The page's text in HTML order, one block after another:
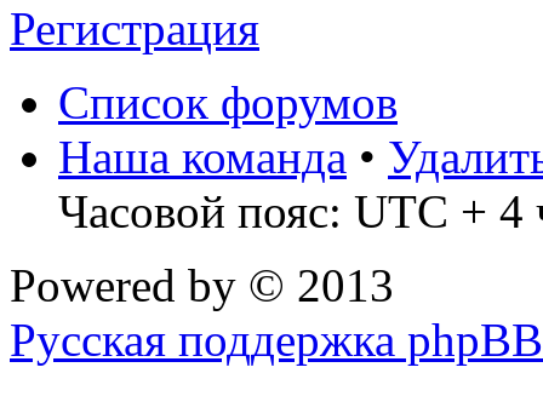
Регистрация
Список форумов
Наша команда •
Часовой пояс: UTC + 4
Powered by © 2013
Русская поддержка phpBB